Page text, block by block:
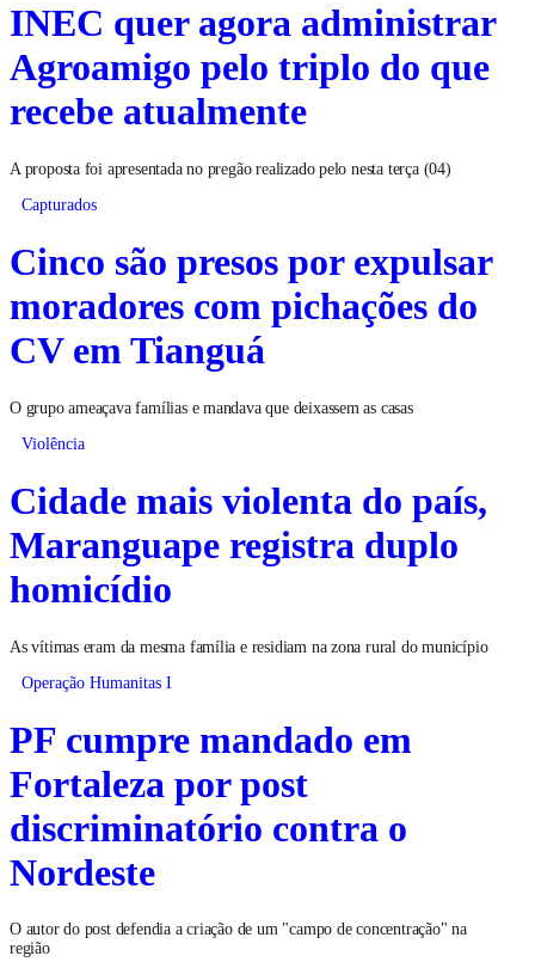
INEC quer agora administrar
Agroamigo pelo triplo do que
recebe atualmente
A proposta foi apresentada no pregão realizado pelo nesta terça (04)
Capturados
Cinco são presos por expulsar
moradores com pichações do
CV em Tianguá
O grupo ameaçava famílias e mandava que deixassem as casas
Violência
Cidade mais violenta do país,
Maranguape registra duplo
homicídio
As vítimas eram da mesma família e residiam na zona rural do município
Operação Humanitas I
PF cumpre mandado em
Fortaleza por post
discriminatório contra o
Nordeste
O autor do post defendia a criação de um "campo de concentração" na
região